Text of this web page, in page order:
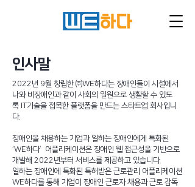
인사말
2022년 9월 창립한 ㈜WE하다는 장애인들이 시설에서
나와 비장애인과 같이 사회의 일원으로 생활할 수 있도
록 IT기술을 접목한 플랫폼을 만드는 스타트업 회사입니
다.
장애인을 채용하는 기업과 일하는 장애인에게 특화된
‘WE하다’ 어플리케이션은 장애인 웹 접근성을 기반으로
개발해 2022년부터 서비스를 제공하고 있습니다.
일하는 장애인에 특화된 특허받은 근로관리 어플리케이션
WE하다를 통해 기업이 장애인 근로자 채용과 근로 감독